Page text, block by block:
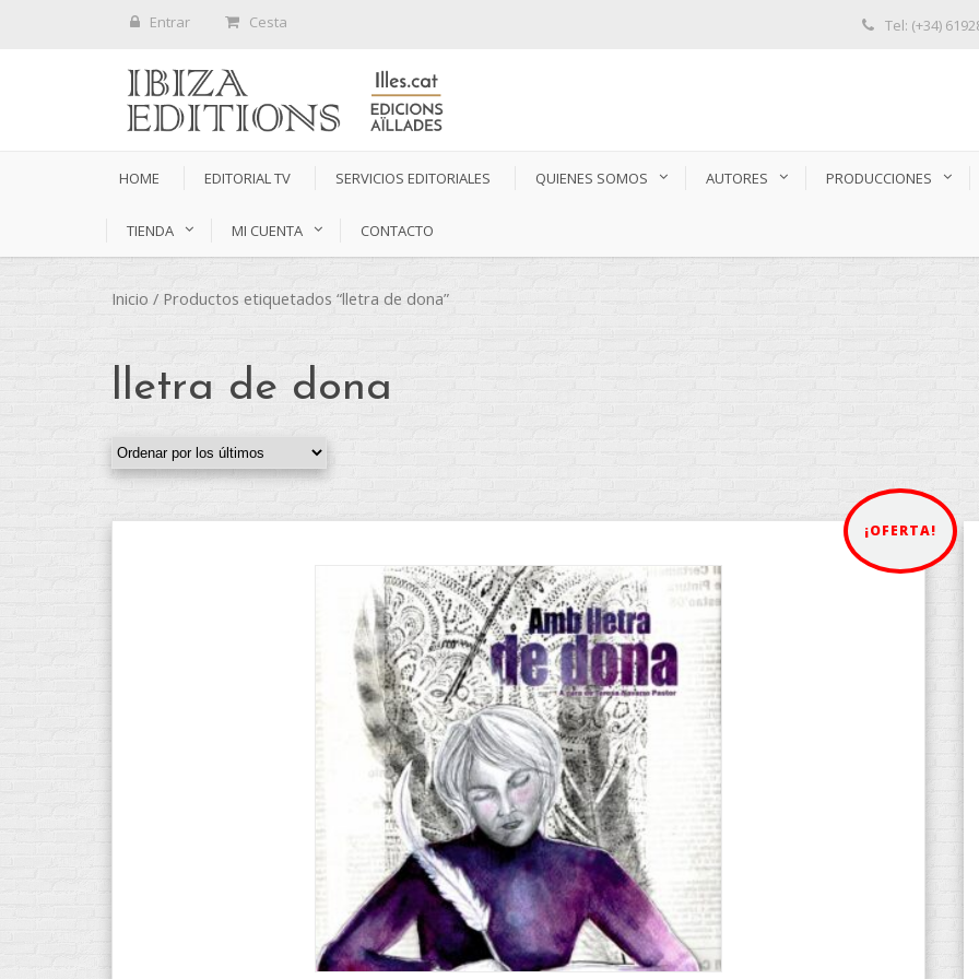
Entrar Cesta Tel: (+34)
HOME EDITORIAL TV SERVICIOS EDITORIALES QUIENES SOMOS AUTORES PRODUCCIONES
TIENDA MI CUENTA CONTACTO
Inicio / Productos etiquetados “lletra de dona”
lletra de dona
¡OFERTA!